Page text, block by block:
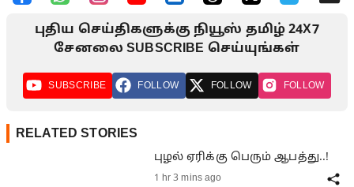
புதிய செய்திகளுக்கு நியூஸ் தமிழ் 24X7
சேனலை SUBSCRIBE செய்யுங்கள்
SUBSCRIBE FOLLOW FOLLOW FOLLOW
RELATED STORIES
புழல் ஏரிக்கு பெரும் ஆபத்து..!
1 hr 3 mins ago